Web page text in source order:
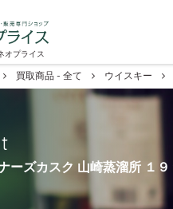
オプライス
イス買取商品 - 全て ウイスキー
ーズカスク 山崎蒸溜所 １